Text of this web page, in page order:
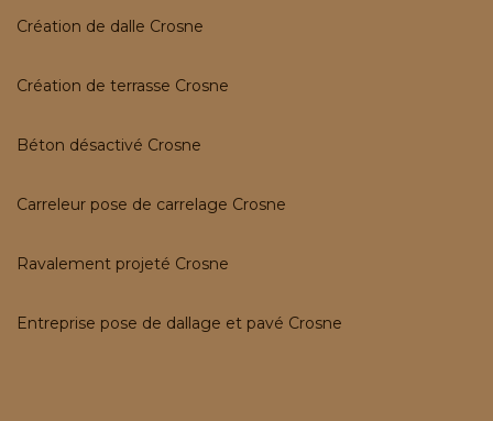
Création de dalle Crosne
Création de terrasse Crosne
Béton désactivé Crosne
Carreleur pose de carrelage Crosne
Ravalement projeté Crosne
Entreprise pose de dallage et pavé Crosne